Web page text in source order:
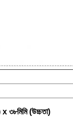
x ৩৮মিমি (উচ্চতা)